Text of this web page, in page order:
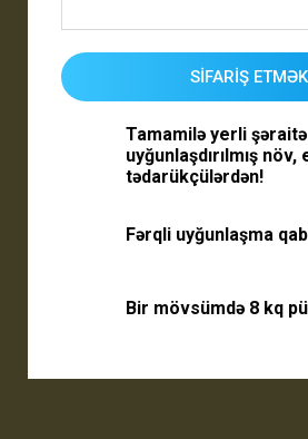
SİFARİŞ ETMƏK
Tamamilə yerli şəraitə
uyğunlaşdırılmış növ,
tədarükçülərdən!
Fərqli uyğunlaşma
Bir mövsümdə 8 kq